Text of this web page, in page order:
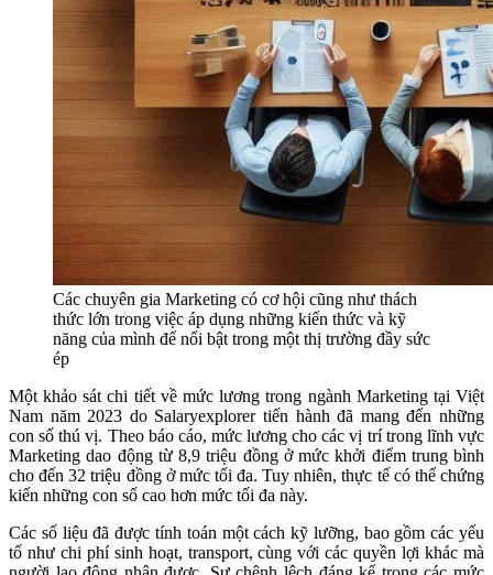
Các chuyên gia Marketing có cơ hội cũng như thách
thức lớn trong việc áp dụng những kiến thức và kỹ
năng của mình để nổi bật trong một thị trường đầy sức
ép
Một khảo sát chi tiết về mức lương trong ngành Marketing tại Việt
Nam năm 2023 do Salaryexplorer tiến hành đã mang đến những
con số thú vị. Theo báo cáo, mức lương cho các vị trí trong lĩnh vực
Marketing dao động từ 8,9 triệu đồng ở mức khởi điểm trung bình
cho đến 32 triệu đồng ở mức tối đa. Tuy nhiên, thực tế có thể chứng
kiến những con số cao hơn mức tối đa này.
Các số liệu đã được tính toán một cách kỹ lưỡng, bao gồm các yếu
tố như chi phí sinh hoạt, transport, cùng với các quyền lợi khác mà